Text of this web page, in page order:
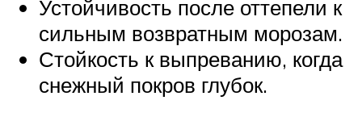
Устойчивость после оттепели к
сильным возвратным морозам.
Стойкость к выпреванию, когда
снежный покров глубок.